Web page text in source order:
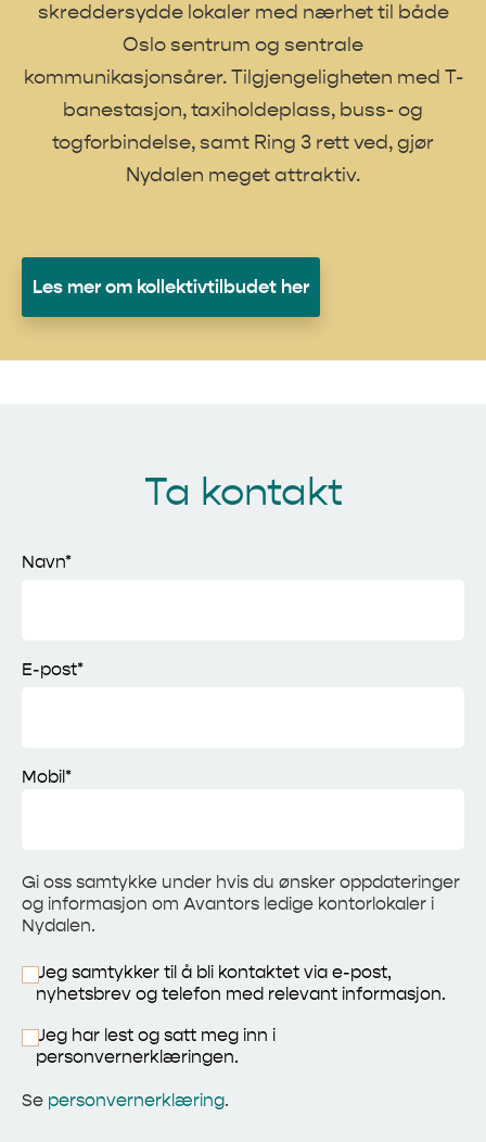
skreddersydde lokaler med nærhet til både
Oslo sentrum og sentrale
kommunikasjonsårer. Tilgjengeligheten med T-
banestasjon, taxiholdeplass, buss- og
togforbindelse, samt Ring 3 rett ved, gjør
Nydalen meget attraktiv.
Les mer om kollektivtilbudet her
Ta kontakt
Navn*
E-post*
Mobil*
Gi oss samtykke under hvis du ønsker oppdateringer
og informasjon om Avantors ledige kontorlokaler i
Nydalen.
Jeg samtykker til å bli kontaktet via e-post,
nyhetsbrev og telefon med relevant informasjon.
Jeg har lest og satt meg inn i
personvernerklæringen.
Se personvernerklæring.